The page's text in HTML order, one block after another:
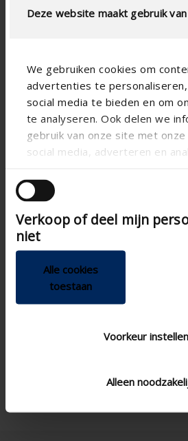
Deze website maakt gebruik
We gebruiken cookies om
advertenties te
social media te bieden en om
te analyseren. Ook delen we
gebruik van onze site met
social media, adverteren en
andere informatie die u aan ze
die ze hebben verzameld op
van hun services.
Verkoop of deel mijn
niet
Alle cookies
toestaan
Voorkeur instellen
Alleen
Guide des Couleurs 2026